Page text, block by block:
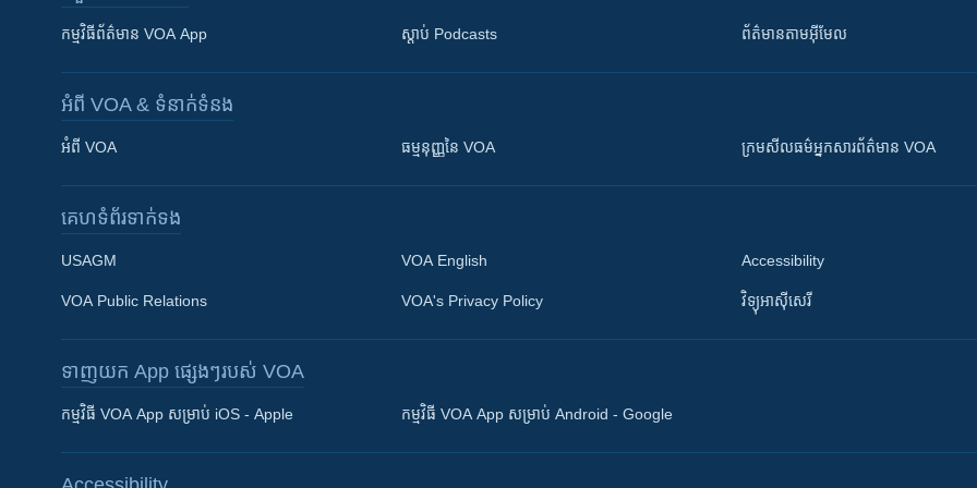
Khmer English
កម្មវិធី​ព័ត៌មាន VOA App ស្តាប់ Podcasts ព័ត៌មាន​តាម​អ៊ីមែល
អំពី​ VOA & ទំនាក់ទំនង
អំពី​ VOA ធម្មនុញ្ញ​នៃ VOA ក្រម​​​សីលធម៌​​​អ្នក​​​សារព័ត៌មាន VOA
គេហទំព័រ​​ទាក់ទង
USAGM
VOA Public Relations
VOA English
VOA's Privacy Policy
Accessibility
វិទ្យុ​អាស៊ី​សេរី
ទាញយក​ App ផ្សេងៗ​របស់​ VOA
កម្មវិធី​ VOA App សម្រាប់ iOS - Apple កម្មវិធី​ VOA App សម្រាប់ Android - Google